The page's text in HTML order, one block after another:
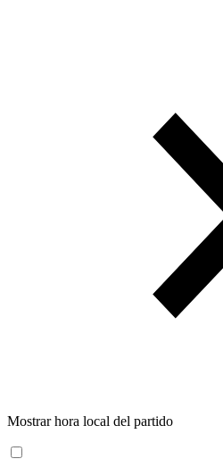
Mostrar hora local del partido